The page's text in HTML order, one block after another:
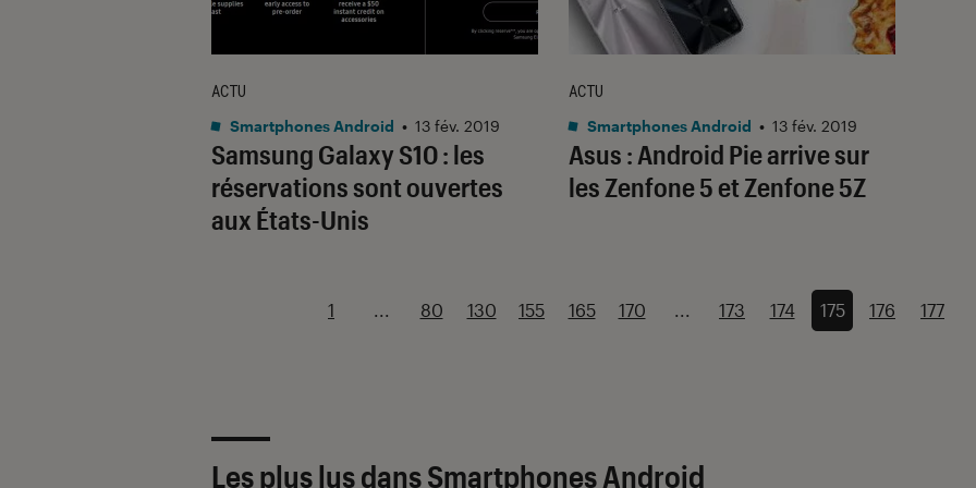
Samsung Galaxy S10 : les
réservations sont ouvertes
aux États-Unis
ACTU
Smartphones Android • 13 fév. 2019
Asus : Android Pie arrive sur
les Zenfone 5 et Zenfone 5Z
ACTU
Smartphones Android • 13 fév. 2019
1 ... 80 130 155 165 170 ... 173 174 175 176 177
Les plus lus dans Smartphones Android